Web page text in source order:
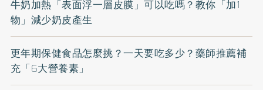
牛奶加熱「表面浮一層皮膜」可以吃嗎？教你「加1
物」減少奶皮產生
更年期保健食品怎麼挑？一天要吃多少？藥師推薦補
充「6大營養素」